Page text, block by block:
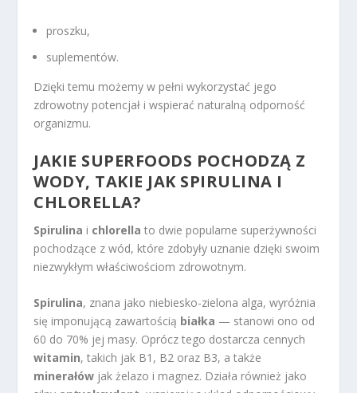
proszku,
suplementów.
Dzięki temu możemy w pełni wykorzystać jego
zdrowotny potencjał i wspierać naturalną odporność
organizmu.
JAKIE SUPERFOODS POCHODZĄ Z
WODY, TAKIE JAK SPIRULINA I
CHLORELLA?
Spirulina i chlorella to dwie popularne superżywności
pochodzące z wód, które zdobyły uznanie dzięki swoim
niezwykłym właściwościom zdrowotnym.
Spirulina, znana jako niebiesko-zielona alga, wyróżnia
się imponującą zawartością białka — stanowi ono od
60 do 70% jej masy. Oprócz tego dostarcza cennych
witamin, takich jak B1, B2 oraz B3, a także
minerałów jak żelazo i magnez. Działa również jako